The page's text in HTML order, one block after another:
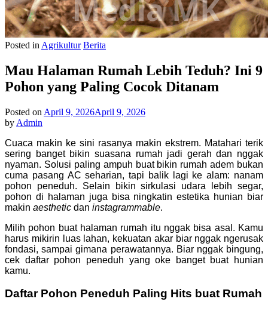
Posted in Agrikultur Berita
Mau Halaman Rumah Lebih Teduh? Ini 9
Pohon yang Paling Cocok Ditanam
Posted on April 9, 2026April 9, 2026
by Admin
Cuaca makin ke sini rasanya makin ekstrem. Matahari terik
sering banget bikin suasana rumah jadi gerah dan nggak
nyaman. Solusi paling ampuh buat bikin rumah adem bukan
cuma pasang AC seharian, tapi balik lagi ke alam: nanam
pohon peneduh. Selain bikin sirkulasi udara lebih segar,
pohon di halaman juga bisa ningkatin estetika hunian biar
makin aesthetic dan instagrammable.
Milih pohon buat halaman rumah itu nggak bisa asal. Kamu
harus mikirin luas lahan, kekuatan akar biar nggak ngerusak
fondasi, sampai gimana perawatannya. Biar nggak bingung,
cek daftar pohon peneduh yang oke banget buat hunian
kamu.
Daftar Pohon Peneduh Paling Hits buat Rumah